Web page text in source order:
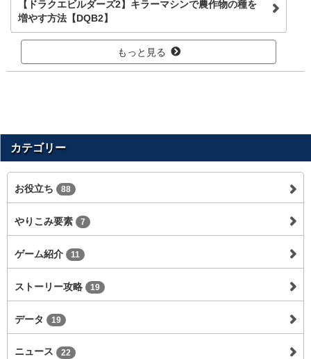
【ドラクエビルダーズ2】キラーマシンで農作物の種を
増やす方法【DQB2】
もっと見る
カテゴリー
お役立ち 88
やりこみ要素 7
ゲーム紹介 11
ストーリー攻略 19
データ 19
ニュース 22